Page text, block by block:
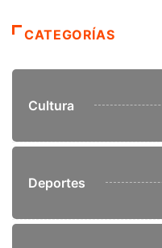
CATEGORÍAS
Cultura
Deportes